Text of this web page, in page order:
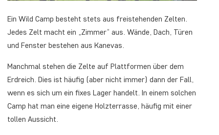
Ein Wild Camp besteht stets aus freistehenden Zelten.
Jedes Zelt macht ein „Zimmer“ aus. Wände, Dach, Türen
und Fenster bestehen aus Kanevas.
Manchmal stehen die Zelte auf Plattformen über dem
Erdreich. Dies ist häufig (aber nicht immer) dann der Fall,
wenn es sich um ein fixes Lager handelt. In einem solchen
Camp hat man eine eigene Holzterrasse, häufig mit einer
tollen Aussicht.